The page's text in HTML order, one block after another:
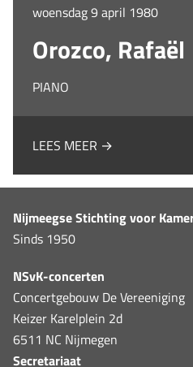
woensdag 9 april 1980
Orozco, Rafaël
PIANO
LEES MEER →
Nijmeegse Stichting voor
Sinds 1950
NSvK-concerten
Concertgebouw De Vereeniging
Keizer Karelplein 2d
6511 NC Nijmegen
Secretariaat